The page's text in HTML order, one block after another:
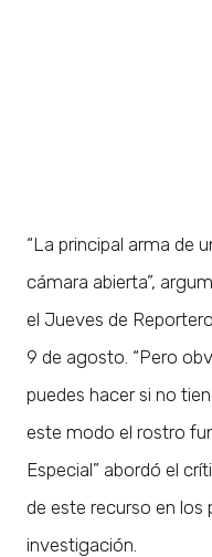
“La principal arma de
cámara abierta”,
el Jueves de
9 de agosto. “Pero
puedes hacer si no
este modo el rostro
Especial” abordó el
de este recurso en los
investigación.